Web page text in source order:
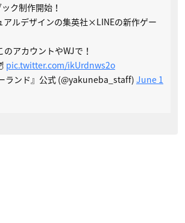
ク制作開始！
アルデザインの集英社×LINEの新作ゲー
アカウントやWJで！
pic.twitter.com/ikUrdnws2o
ランド』公式 (@yakuneba_staff) June 1